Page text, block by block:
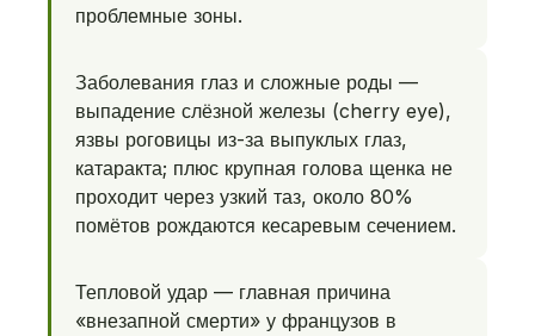
проблемные зоны.
Заболевания глаз и сложные роды —
выпадение слёзной железы (cherry eye),
язвы роговицы из-за выпуклых глаз,
катаракта; плюс крупная голова щенка не
проходит через узкий таз, около 80%
помётов рождаются кесаревым сечением.
Тепловой удар — главная причина
«внезапной смерти» у французов в